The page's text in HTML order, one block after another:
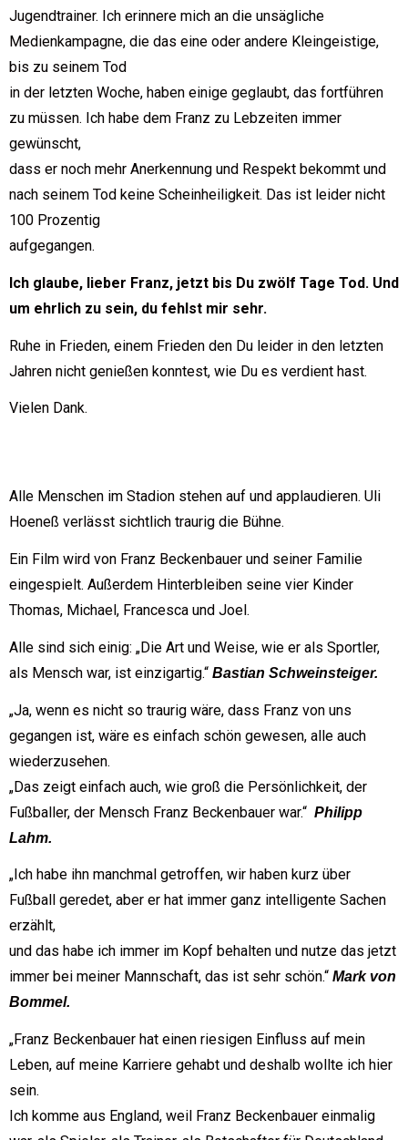
Jugendtrainer. Ich erinnere mich an die unsägliche
Medienkampagne, die das eine oder andere Kleingeistige,
bis zu seinem Tod
in der letzten Woche, haben einige geglaubt, das fortführen
zu müssen. Ich habe dem Franz zu Lebzeiten immer
gewünscht,
dass er noch mehr Anerkennung und Respekt bekommt und
nach seinem Tod keine Scheinheiligkeit. Das ist leider nicht
100 Prozentig
aufgegangen.
Ich glaube, lieber Franz, jetzt bis Du zwölf Tage Tod. Und
um ehrlich zu sein, du fehlst mir sehr.
Ruhe in Frieden, einem Frieden den Du leider in den letzten
Jahren nicht genießen konntest, wie Du es verdient hast.
Vielen Dank.
Alle Menschen im Stadion stehen auf und applaudieren. Uli
Hoeneß verlässt sichtlich traurig die Bühne.
Ein Film wird von Franz Beckenbauer und seiner Familie
eingespielt. Außerdem Hinterbleiben seine vier Kinder
Thomas, Michael, Francesca und Joel.
Alle sind sich einig: „Die Art und Weise, wie er als Sportler,
als Mensch war, ist einzigartig.“ Bastian Schweinsteiger.
„Ja, wenn es nicht so traurig wäre, dass Franz von uns
gegangen ist, wäre es einfach schön gewesen, alle auch
wiederzusehen.
„Das zeigt einfach auch, wie groß die Persönlichkeit, der
Fußballer, der Mensch Franz Beckenbauer war.“ Philipp
Lahm.
„Ich habe ihn manchmal getroffen, wir haben kurz über
Fußball geredet, aber er hat immer ganz intelligente Sachen
erzählt,
und das habe ich immer im Kopf behalten und nutze das jetzt
immer bei meiner Mannschaft, das ist sehr schön.“ Mark von
Bommel.
„Franz Beckenbauer hat einen riesigen Einfluss auf mein
Leben, auf meine Karriere gehabt und deshalb wollte ich hier
sein.
Ich komme aus England, weil Franz Beckenbauer einmalig